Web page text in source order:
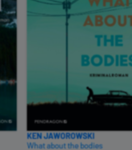
KEN JAWOROWSKI
What about the bodies